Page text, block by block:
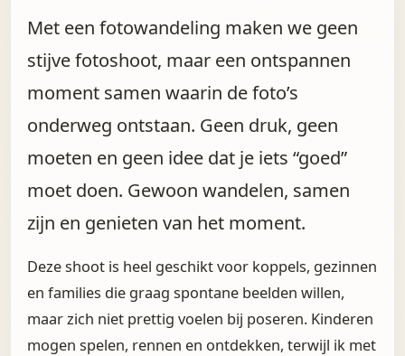
Met een fotowandeling maken we geen
stijve fotoshoot, maar een ontspannen
moment samen waarin de foto’s
onderweg ontstaan. Geen druk, geen
moeten en geen idee dat je iets “goed”
moet doen. Gewoon wandelen, samen
zijn en genieten van het moment.
Deze shoot is heel geschikt voor koppels, gezinnen
en families die graag spontane beelden willen,
maar zich niet prettig voelen bij poseren. Kinderen
mogen spelen, rennen en ontdekken, terwijl ik met